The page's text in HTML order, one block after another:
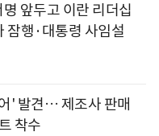
앞두고 이란 리더십
행·대통령 사임설
' 발견… 제조사 판매
착수